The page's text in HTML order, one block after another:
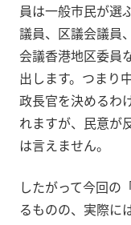
員は一般市民が選
議員、区議会議員
会議香港地区委員
出します。つまり
政長官を決めるわ
れますが、民意が
は言えません。
したがって今回の
るものの、実際に